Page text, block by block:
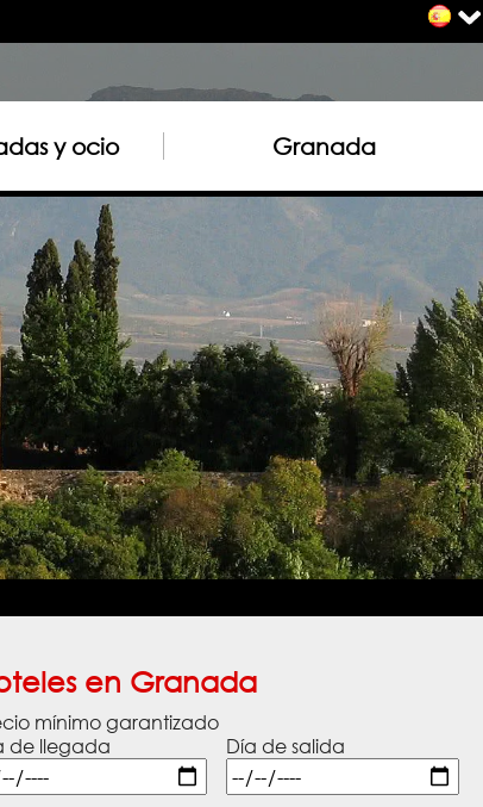
y ocio Granada
en Granada
mínimo garantizado
de llegada
Día de salida